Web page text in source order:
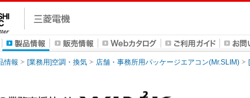
情報 [業務用]空調・換気 店舗・事務所用パッケージエアコン(Mr.SLIM)